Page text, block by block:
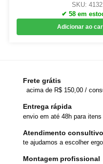
SKU: 4132
✔ 58 em
Adicionar ao
Frete grátis
acima de R$ 150,00 /
Entrega rápida
envio em até 48h para
Atendimento consultivo
te ajudamos a escolher
Montagem profissional